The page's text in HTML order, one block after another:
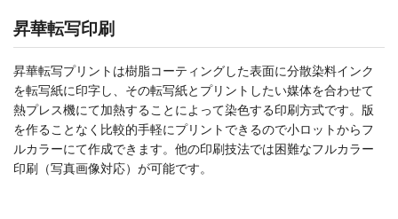
昇華転写印刷
昇華転写プリントは樹脂コーティングした表面に分散染料インク
を転写紙に印字し、その転写紙とプリントしたい媒体を合わせて
熱プレス機にて加熱することによって染色する印刷方式です。版
を作ることなく比較的手軽にプリントできるので小ロットからフ
ルカラーにて作成できます。他の印刷技法では困難なフルカラー
印刷（写真画像対応）が可能です。